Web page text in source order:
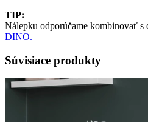
TIP:
Nálepku odporúčame kombinovať
DINO.
Súvisiace produkty